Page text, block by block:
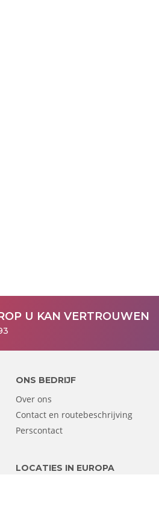
U KAN VERTROUWEN
ONS BEDRIJF
Over ons
Contact en routebeschrijving
Perscontact
LOCATIES IN EUROPA